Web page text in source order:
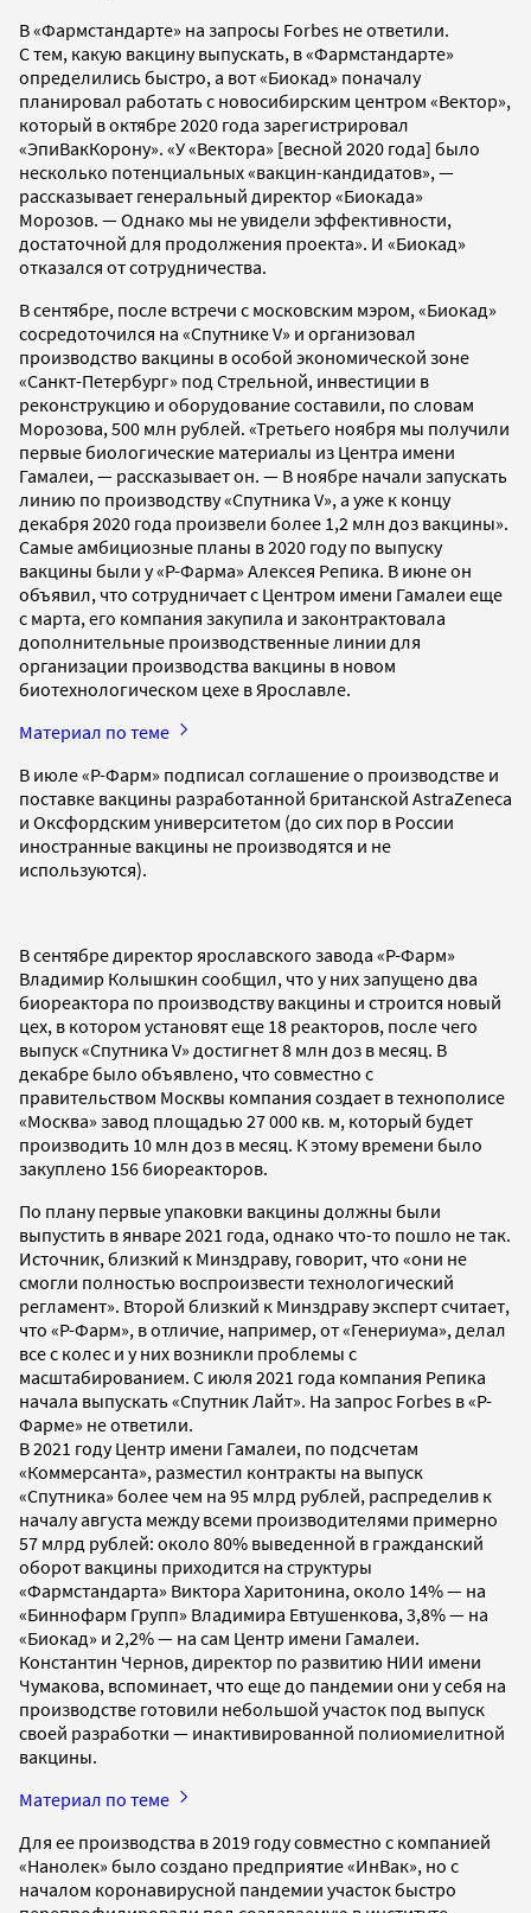
В «Фармстандарте» на запросы Forbes не ответили.
С тем, какую вакцину выпускать, в «Фармстандарте»
определились быстро, а вот «Биокад» поначалу
планировал работать с новосибирским центром «Вектор»,
который в октябре 2020 года зарегистрировал
«ЭпиВакКорону». «У «Вектора» [весной 2020 года] было
несколько потенциальных «вакцин-кандидатов», —
рассказывает генеральный директор «Биокада»
Морозов. — Однако мы не увидели эффективности,
достаточной для продолжения проекта». И «Биокад»
отказался от сотрудничества.
В сентябре, после встречи с московским мэром, «Биокад»
сосредоточился на «Спутнике V» и организовал
производство вакцины в особой экономической зоне
«Санкт-Петербург» под Стрельной, инвестиции в
реконструкцию и оборудование составили, по словам
Морозова, 500 млн рублей. «Третьего ноября мы получили
первые биологические материалы из Центра имени
Гамалеи, — рассказывает он. — В ноябре начали запускать
линию по производству «Спутника V», а уже к концу
декабря 2020 года произвели более 1,2 млн доз вакцины».
Самые амбициозные планы в 2020 году по выпуску
вакцины были у «Р-Фарма» Алексея Репика. В июне он
объявил, что сотрудничает с Центром имени Гамалеи еще
с марта, его компания закупила и законтрактовала
дополнительные производственные линии для
организации производства вакцины в новом
биотехнологическом цехе в Ярославле.
Материал по теме
В июле «Р-Фарм» подписал соглашение о производстве и
поставке вакцины разработанной британской AstraZeneca
и Оксфордским университетом (до сих пор в России
иностранные вакцины не производятся и не
используются).
В сентябре директор ярославского завода «Р-Фарм»
Владимир Колышкин сообщил, что у них запущено два
биореактора по производству вакцины и строится новый
цех, в котором установят еще 18 реакторов, после чего
выпуск «Спутника V» достигнет 8 млн доз в месяц. В
декабре было объявлено, что совместно с
правительством Москвы компания создает в технополисе
«Москва» завод площадью 27 000 кв. м, который будет
производить 10 млн доз в месяц. К этому времени было
закуплено 156 биореакторов.
По плану первые упаковки вакцины должны были
выпустить в январе 2021 года, однако что-то пошло не так.
Источник, близкий к Минздраву, говорит, что «они не
смогли полностью воспроизвести технологический
регламент». Второй близкий к Минздраву эксперт считает,
что «Р-Фарм», в отличие, например, от «Генериума», делал
все с колес и у них возникли проблемы с
масштабированием. С июля 2021 года компания Репика
начала выпускать «Спутник Лайт». На запрос Forbes в «Р-
Фарме» не ответили.
В 2021 году Центр имени Гамалеи, по подсчетам
«Коммерсанта», разместил контракты на выпуск
«Спутника» более чем на 95 млрд рублей, распределив к
началу августа между всеми производителями примерно
57 млрд рублей: около 80% выведенной в гражданский
оборот вакцины приходится на структуры
«Фармстандарта» Виктора Харитонина, около 14% — на
«Биннофарм Групп» Владимира Евтушенкова, 3,8% — на
«Биокад» и 2,2% — на сам Центр имени Гамалеи.
Константин Чернов, директор по развитию НИИ имени
Чумакова, вспоминает, что еще до пандемии они у себя на
производстве готовили небольшой участок под выпуск
своей разработки — инактивированной полиомиелитной
вакцины.
Материал по теме
Для ее производства в 2019 году совместно с компанией
«Нанолек» было создано предприятие «ИнВак», но с
началом коронавирусной пандемии участок быстро